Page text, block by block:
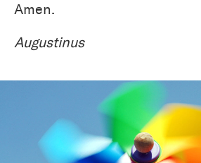
Amen.
Augustinus